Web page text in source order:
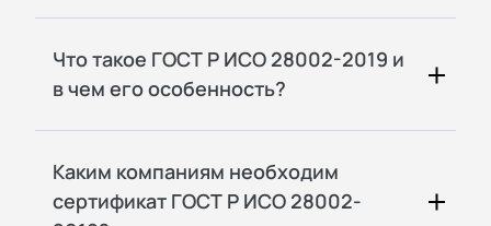
Что такое ГОСТ Р ИСО 28002-2019 и
в чем его особенность?
Каким компаниям необходим
сертификат ГОСТ Р ИСО 28002-